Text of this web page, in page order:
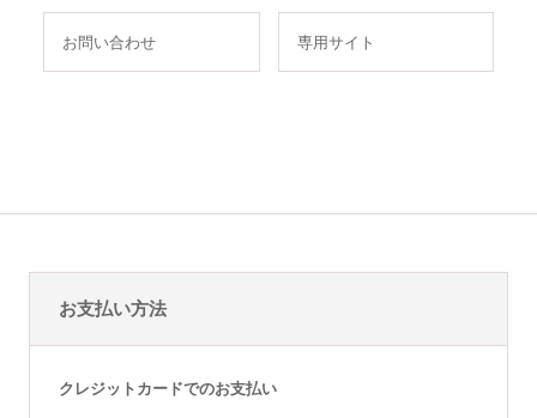
お問い合わせ 専用サイト
お支払い方法
クレジットカードでのお支払い